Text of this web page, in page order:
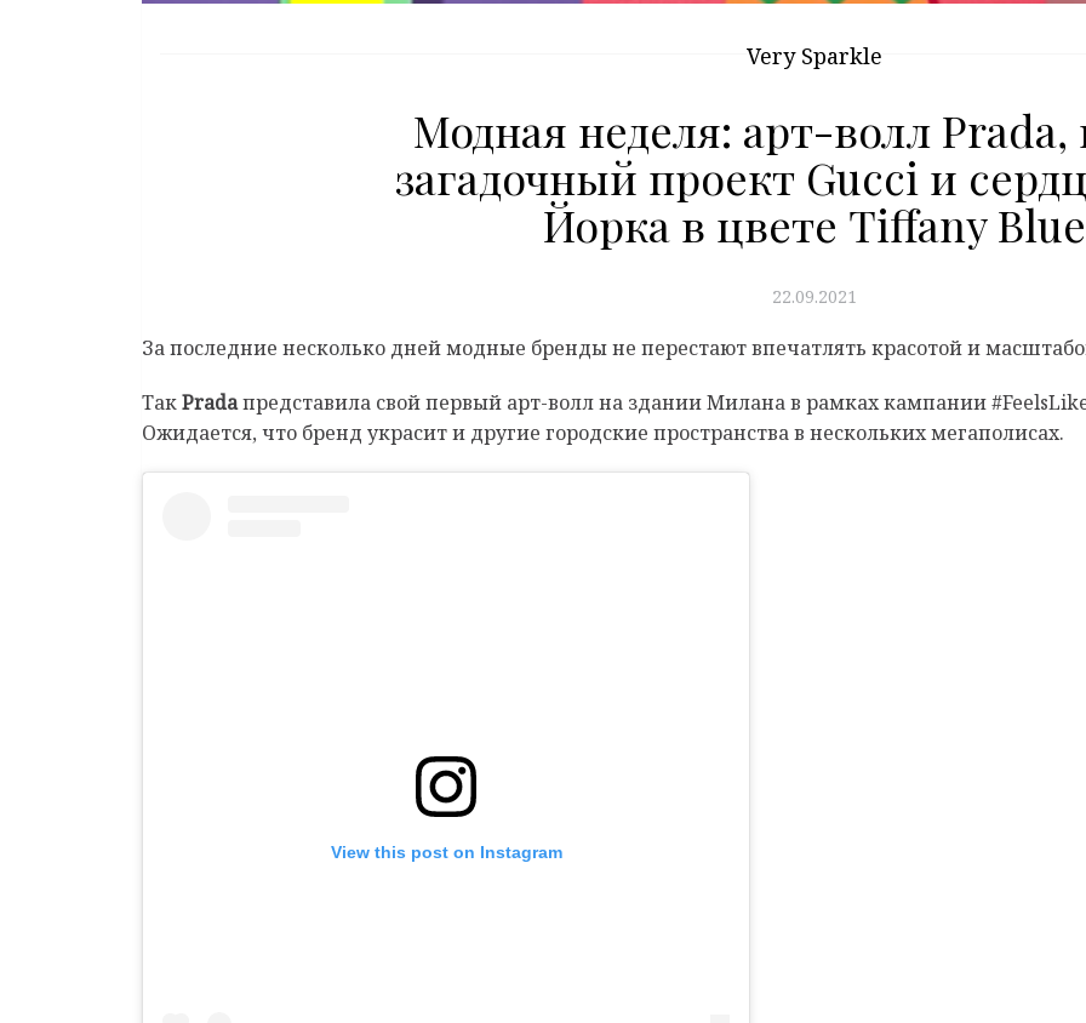
Very Sparkle
Модная неделя: арт-волл
загадочный проект Gucci и
Йорка в цвете Tiffany Blue
22.09.2021
За последние несколько дней модные бренды не перестают впечатлять красотой и
ТакPradaпредставила свой первый арт-волл на здании Милана в рамках кампании
Ожидается, что бренд украсит и другие городские пространства в нескольких мегаполисах.
View this post on Instagram